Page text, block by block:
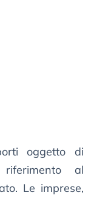
oggetto di
al
Le imprese,